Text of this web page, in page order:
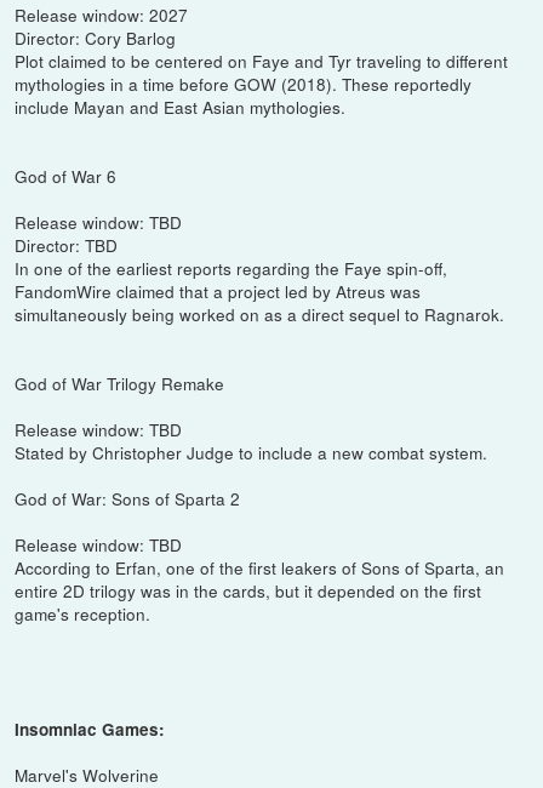
Release window: 2027
Director: Cory Barlog
Plot claimed to be centered on Faye and Tyr traveling to different
mythologies in a time before GOW (2018). These reportedly
include Mayan and East Asian mythologies.
God of War 6
Release window: TBD
Director: TBD
In one of the earliest reports regarding the Faye spin-off,
FandomWire claimed that a project led by Atreus was
simultaneously being worked on as a direct sequel to Ragnarok.
God of War Trilogy Remake
Release window: TBD
Stated by Christopher Judge to include a new combat system.
God of War: Sons of Sparta 2
Release window: TBD
According to Erfan, one of the first leakers of Sons of Sparta, an
entire 2D trilogy was in the cards, but it depended on the first
game's reception.
Insomniac Games:
Marvel's Wolverine